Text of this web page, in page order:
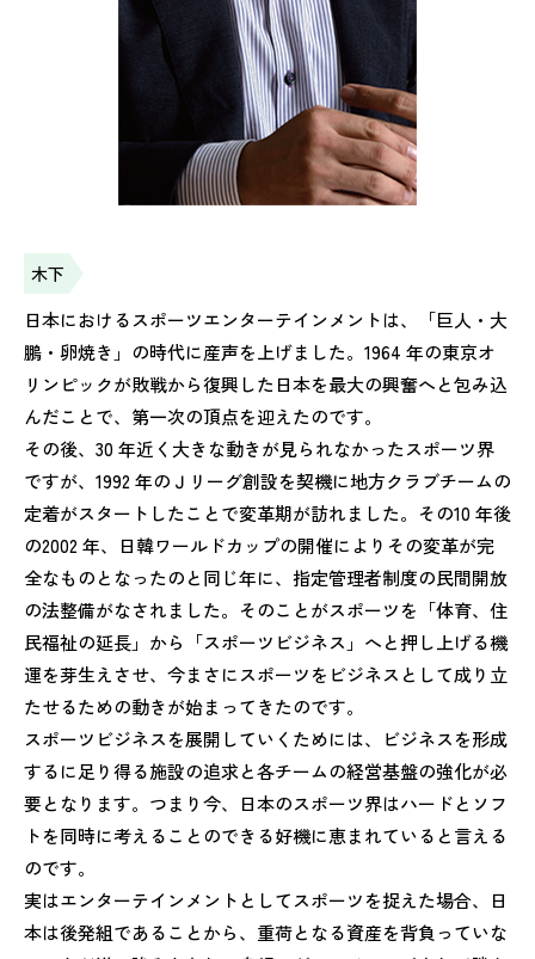
木下
日本におけるスポーツエンターテインメントは、「巨人・大
鵬・卵焼き」の時代に産声を上げました。1964 年の東京オ
リンピックが敗戦から復興した日本を最大の興奮へと包み込
んだことで、第一次の頂点を迎えたのです。
その後、30 年近く大きな動きが見られなかったスポーツ界
ですが、1992 年のＪリーグ創設を契機に地方クラブチームの
定着がスタートしたことで変革期が訪れました。その10 年後
の2002 年、日韓ワールドカップの開催によりその変革が完
全なものとなったのと同じ年に、指定管理者制度の民間開放
の法整備がなされました。そのことがスポーツを「体育、住
民福祉の延長」から「スポーツビジネス」へと押し上げる機
運を芽生えさせ、今まさにスポーツをビジネスとして成り立
たせるための動きが始まってきたのです。
スポーツビジネスを展開していくためには、ビジネスを形成
するに足り得る施設の追求と各チームの経営基盤の強化が必
要となります。つまり今、日本のスポーツ界はハードとソフ
トを同時に考えることのできる好機に恵まれていると言える
のです。
実はエンターテインメントとしてスポーツを捉えた場合、日
本は後発組であることから、重荷となる資産を背負っていな